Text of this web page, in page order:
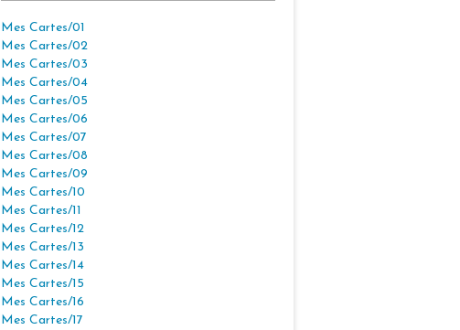
Mes Cartes/01
Mes Cartes/02
Mes Cartes/03
Mes Cartes/04
Mes Cartes/05
Mes Cartes/06
Mes Cartes/07
Mes Cartes/08
Mes Cartes/09
Mes Cartes/10
Mes Cartes/11
Mes Cartes/12
Mes Cartes/13
Mes Cartes/14
Mes Cartes/15
Mes Cartes/16
Mes Cartes/17